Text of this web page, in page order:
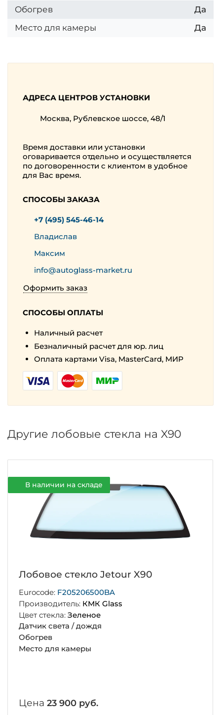
Обогрев
Да
Место для камеры
Да
АДРЕСА ЦЕНТРОВ УСТАНОВКИ
Москва, Рублевское шоссе, 48/1
Время доставки или установки
оговаривается отдельно и осуществляется
по договоренности с клиентом в удобное
для Вас время.
СПОСОБЫ ЗАКАЗА
+7 (495) 545-46-14
Владислав
Максим
info@autoglass-market.ru
Оформить заказ
СПОСОБЫ ОПЛАТЫ
Наличный расчет
Безналичный расчет для юр. лиц
Оплата картами Visa, MasterCard, МИР
Другие лобовые стекла на X90
В наличии на складе
Лобовое стекло Jetour X90
Eurocode: F205206500BA
Производитель: КМК Glass
Цвет стекла:Зеленое
Датчик света / дождя
Обогрев
Место для камеры
Цена23 900 руб.